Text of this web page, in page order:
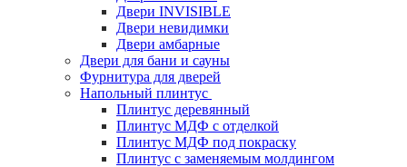
Двери INVISIBLE
Двери невидимки
Двери амбарные
Двери для бани и сауны
Фурнитура для дверей
Напольный плинтус
Плинтус деревянный
Плинтус МДФ с отделкой
Плинтус МДФ под покраску
Плинтус с заменяемым молдингом